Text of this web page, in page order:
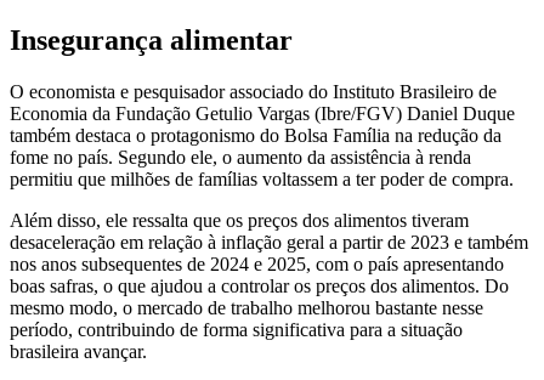
Insegurança alimentar
O economista e pesquisador associado do Instituto Brasileiro de
Economia da Fundação Getulio Vargas (Ibre/FGV) Daniel Duque
também destaca o protagonismo do Bolsa Família na redução da
fome no país. Segundo ele, o aumento da assistência à renda
permitiu que milhões de famílias voltassem a ter poder de compra.
Além disso, ele ressalta que os preços dos alimentos tiveram
desaceleração em relação à inflação geral a partir de 2023 e também
nos anos subsequentes de 2024 e 2025, com o país apresentando
boas safras, o que ajudou a controlar os preços dos alimentos. Do
mesmo modo, o mercado de trabalho melhorou bastante nesse
período, contribuindo de forma significativa para a situação
brasileira avançar.